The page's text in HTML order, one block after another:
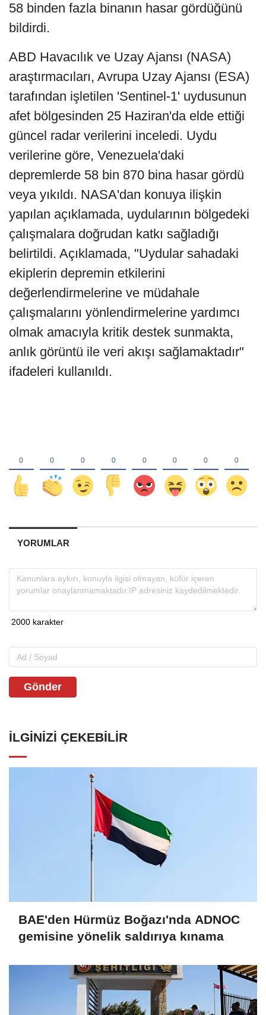
58 binden fazla binanın hasar gördüğünü
bildirdi.
ABD Havacılık ve Uzay Ajansı (NASA)
araştırmacıları, Avrupa Uzay Ajansı (ESA)
tarafından işletilen 'Sentinel-1' uydusunun
afet bölgesinden 25 Haziran'da elde ettiği
güncel radar verilerini inceledi. Uydu
verilerine göre, Venezuela'daki
depremlerde 58 bin 870 bina hasar gördü
veya yıkıldı. NASA'dan konuya ilişkin
yapılan açıklamada, uydularının bölgedeki
çalışmalara doğrudan katkı sağladığı
belirtildi. Açıklamada, "Uydular sahadaki
ekiplerin depremin etkilerini
değerlendirmelerine ve müdahale
çalışmalarını yönlendirmelerine yardımcı
olmak amacıyla kritik destek sunmakta,
anlık görüntü ile veri akışı sağlamaktadır"
ifadeleri kullanıldı.
YORUMLAR
Gönder
İLGINIZI ÇEKEBILIR
BAE'den Hürmüz Boğazı'nda ADNOC
gemisine yönelik saldırıya kınama